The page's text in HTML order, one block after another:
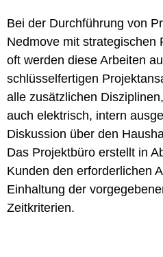
Bei der Durchführung von
Nedmove mit strategischen
oft werden diese Arbeiten
schlüsselfertigen
alle zusätzlichen
auch elektrisch, intern
Diskussion über den
Das Projektbüro erstellt in
Kunden den erforderlichen
Einhaltung der
Zeitkriterien.